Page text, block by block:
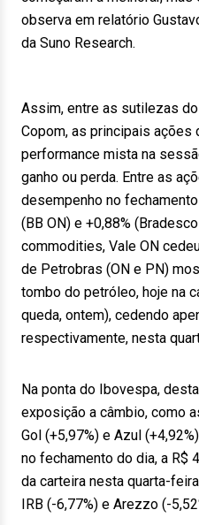
observa em relatório
da Suno Research.
Assim, entre as sutilezas
Copom, as principais ações
performance mista na
ganho ou perda. Entre as
desempenho no
(BB ON) e +0,88%
commodities, Vale ON
de Petrobras (ON e PN)
tombo do petróleo, hoje na
queda, ontem), cedendo
respectivamente, nesta
Na ponta do Ibovespa,
exposição a câmbio, como
Gol (+5,97%) e Azul
no fechamento do dia, a R$
da carteira nesta quarta-
IRB (-6,77%) e Arezzo (-